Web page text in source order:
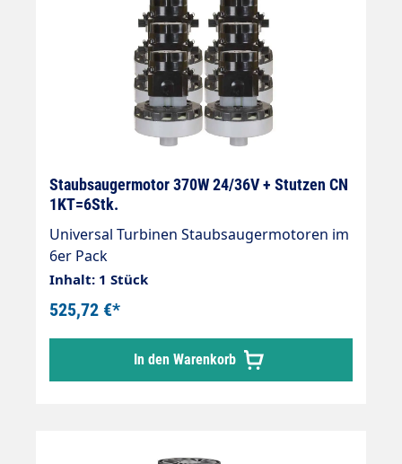
Staubsaugermotor 370W 24/36V + Stutzen CN
1KT=6Stk.
Universal Turbinen Staubsaugermotoren im
6er Pack
Inhalt: 1 Stück
525,72 €*
In den Warenkorb